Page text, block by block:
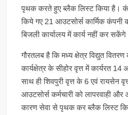
पृथक करते हुए ब्लैक लिस्ट किया है।
किये गए 21 आउटसोर्स कार्मिक कंपनी
बिजली कार्यालय में कार्य नहीं कर
गौरतलब है कि मध्य क्षेत्र विद्युत वितरण
कार्यक्षेत्र के सीहोर वृत्त में कार्यरत 14
साथ ही शिवपुरी वृत्त के 6 एवं रायसेन
आउटसोर्स कर्मचारी को लापरवाही
कारण सेवा से पृथक कर ब्लैक लिस्ट